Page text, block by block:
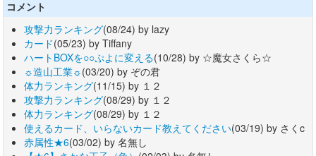
コメント
攻撃力ランキング(08/24) by lazy
カード(05/23) by Tiffany
ハートBOXを○○ぷよに変える(10/28) by ☆魔女さくら☆
☼造山工業☼(03/20) by ぞの君
体力ランキング(11/15) by １２
攻撃力ランキング(08/29) by １２
体力ランキング(08/29) by １２
使えるカード、いらないカード教えてください(03/19) by さくc
赤属性★6(03/02) by 名無し